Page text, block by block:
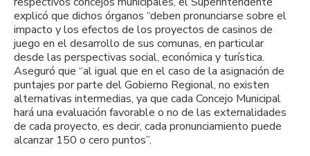
explicó que dichos órganos “deben pronunciarse sobre el
impacto y los efectos de los proyectos de casinos de
juego en el desarrollo de sus comunas, en particular
desde las perspectivas social, económica y turística.
Aseguró que “al igual que en el caso de la asignación de
puntajes por parte del Gobierno Regional, no existen
alternativas intermedias, ya que cada Concejo Municipal
hará una evaluación favorable o no de las externalidades
de cada proyecto, es decir, cada pronunciamiento puede
alcanzar 150 o cero puntos”.